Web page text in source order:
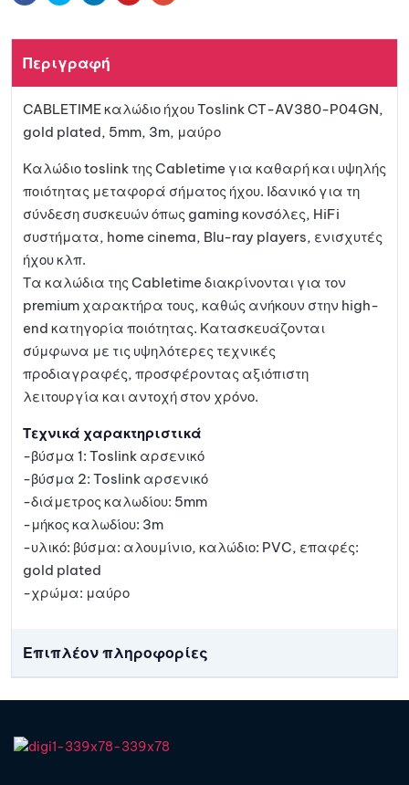
αγαπη
μένων
Περιγραφή
CABLETIME καλώδιο ήχου Toslink CT-AV380-P04GN,
gold plated, 5mm, 3m, μαύρο
Καλώδιο toslink της Cabletime για καθαρή και υψηλής
ποιότητας μεταφορά σήματος ήχου. Ιδανικό για τη
σύνδεση συσκευών όπως gaming κονσόλες, HiFi
συστήματα, home cinema, Blu-ray players, ενισχυτές
ήχου κλπ.
Τα καλώδια της Cabletime διακρίνονται για τον
premium χαρακτήρα τους, καθώς ανήκουν στην high-
end κατηγορία ποιότητας. Κατασκευάζονται
σύμφωνα με τις υψηλότερες τεχνικές
προδιαγραφές, προσφέροντας αξιόπιστη
λειτουργία και αντοχή στον χρόνο.
Τεχνικά χαρακτηριστικά
-βύσμα 1: Toslink αρσενικό
-βύσμα 2: Toslink αρσενικό
-διάμετρος καλωδίου: 5mm
-μήκος καλωδίου: 3m
-υλικό: βύσμα: αλουμίνιο, καλώδιο: PVC, επαφές:
gold plated
-χρώμα: μαύρο
Επιπλέον πληροφορίες